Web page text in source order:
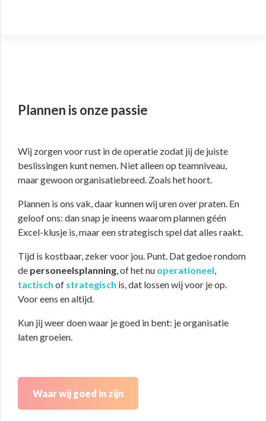
Plannen is onze passie
Wij zorgen voor rust in de operatie zodat jij de juiste
beslissingen kunt nemen. Niet alleen op teamniveau,
maar gewoon organisatiebreed. Zoals het hoort.
Plannen is ons vak, daar kunnen wij uren over praten. En
geloof ons: dan snap je ineens waarom plannen géén
Excel-klusje is, maar een strategisch spel dat alles raakt.
Tijd is kostbaar, zeker voor jou . Punt. Dat gedoe rondom
de personeelsplanning , of het nu operationeel
tactisch of strategisch is, dat lossen wij voor je op.
Voor eens en altijd.
Kun jij weer doen waar je goed in bent: je organisatie
laten groeien.
Waar wij goed in zijn